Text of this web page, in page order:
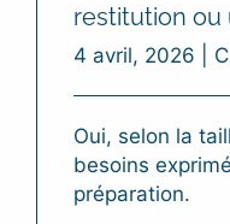
restitution ou
4 avril, 2026
Oui, selon la
besoins
préparation.